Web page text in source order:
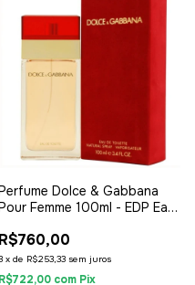
Dolce & Gabbana
Femme 100ml - EDP Eau
R$760,00
x de R$253,33 sem juros
R$722,00 com Pix